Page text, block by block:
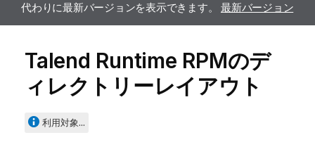
代わりに最新バージョンを表示できます。 最新バージョン
Talend Runtime RPMのデ
ィレクトリーレイアウト
利用対象...